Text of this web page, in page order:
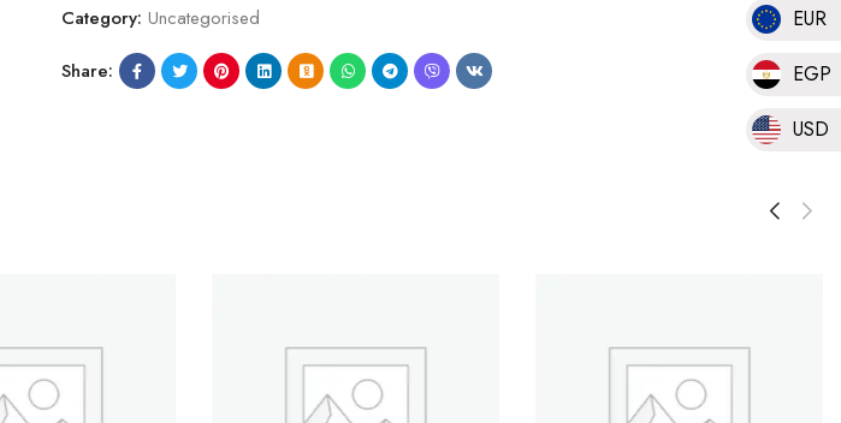
EUR
EGP
USD
Category: Uncategorised
Share: